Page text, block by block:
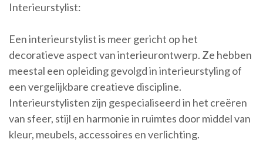
Interieurstylist:
Een interieurstylist is meer gericht op het
decoratieve aspect van interieurontwerp. Ze hebben
meestal een opleiding gevolgd in interieurstyling of
een vergelijkbare creatieve discipline.
Interieurstylisten zijn gespecialiseerd in het creëren
van sfeer, stijl en harmonie in ruimtes door middel van
kleur, meubels, accessoires en verlichting.